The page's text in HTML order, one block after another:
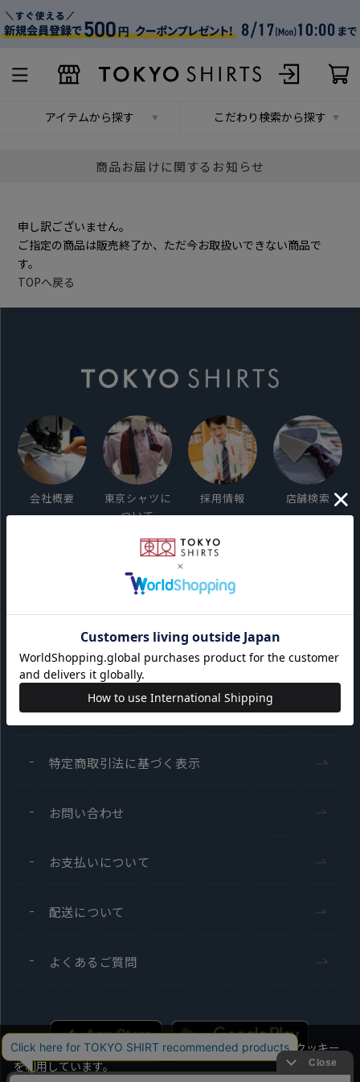
アイテムから探す こだわり検索から探す
商品お届けに関するお知らせ
申し訳ございません。
ご指定の商品は販売終了か、ただ今お取扱いできない商品で
す。
TOPへ戻る
会社概要
東京シャツに
ついて
採用情報 店舗検索
サイト利用規約
会員利用規約
プライバシーポリシー
特定商取引法に基づく表示
お問い合わせ
お支払いについて
配送について
よくあるご質問
当社のウェブサイトでは、お客様の利便性向上のためにクッキー
を利用しています。